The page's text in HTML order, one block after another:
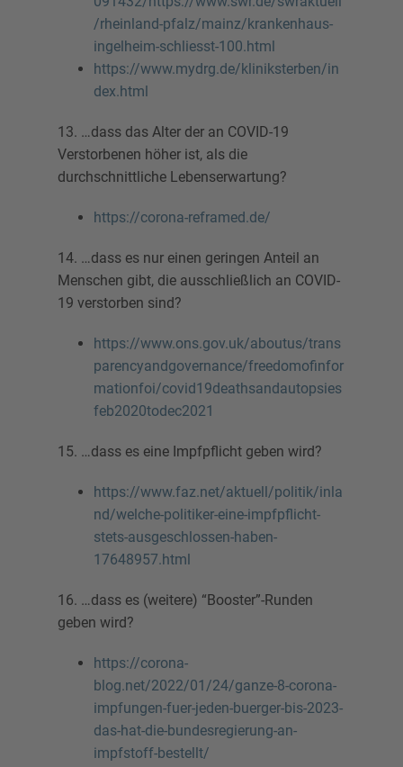
/rheinland-pfalz/mainz/krankenhaus-
ingelheim-schliesst-100.html
https://www.mydrg.de/kliniksterben/in
dex.html
13. …dass das Alter der an COVID-19
Verstorbenen höher ist, als die
durchschnittliche Lebenserwartung?
https://corona-reframed.de/
14. …dass es nur einen geringen Anteil an
Menschen gibt, die ausschließlich an COVID-
19 verstorben sind?
https://www.ons.gov.uk/aboutus/trans
parencyandgovernance/freedomofinfor
mationfoi/covid19deathsandautopsies
feb2020todec2021
15. …dass es eine Impfpflicht geben wird?
https://www.faz.net/aktuell/politik/inla
nd/welche-politiker-eine-impfpflicht-
stets-ausgeschlossen-haben-
17648957.html
16. …dass es (weitere) “Booster”-Runden
geben wird?
https://corona-
blog.net/2022/01/24/ganze-8-corona-
impfungen-fuer-jeden-buerger-bis-2023-
das-hat-die-bundesregierung-an-
impfstoff-bestellt/